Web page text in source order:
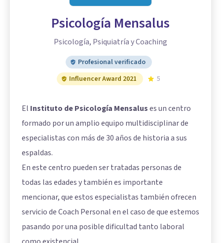
Psicología Mensalus
Psicología, Psiquiatría y Coaching
Profesional verificado
Influencer Award 2021
5
El Instituto de Psicología Mensaluses un centro
formado por un amplio equipo multidisciplinar de
especialistas con más de 30 años de historia a sus
espaldas.
En este centro pueden ser tratadas personas de
todas las edades y también es importante
mencionar, que estos especialistas también ofrecen
servicio de Coach Personal en el caso de que estemos
pasando por una posible dificultad tanto laboral